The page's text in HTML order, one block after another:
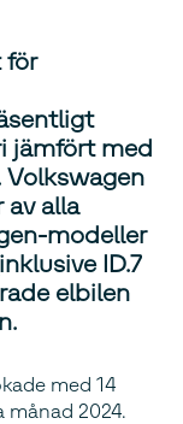
för
jämfört med
Volkswagen
av alla
modeller
ID.7
elbilen
med 14
2024.